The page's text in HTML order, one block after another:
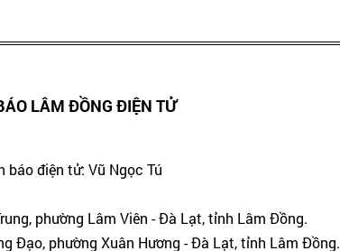
LÂM ĐỒNG ĐIỆN TỬ
báo điện tử: Vũ Ngọc Tú
phường Lâm Viên - Đà Lạt, tỉnh Lâm Đồng.
Đạo, phường Xuân Hương - Đà Lạt, tỉnh Lâm Đồng.